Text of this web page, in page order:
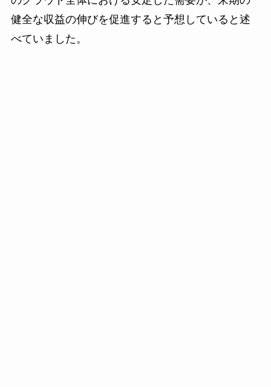
健全な収益の伸びを促進すると予想していると述
べていました。